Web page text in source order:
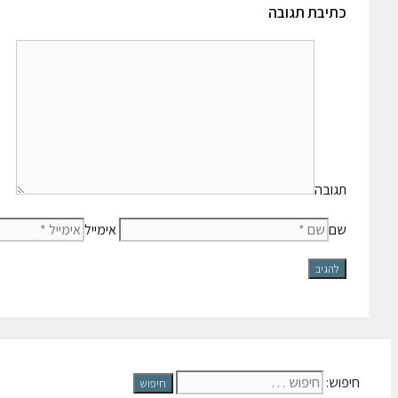
כתיבת תגובה
תגובה
שם אימייל
חיפוש: